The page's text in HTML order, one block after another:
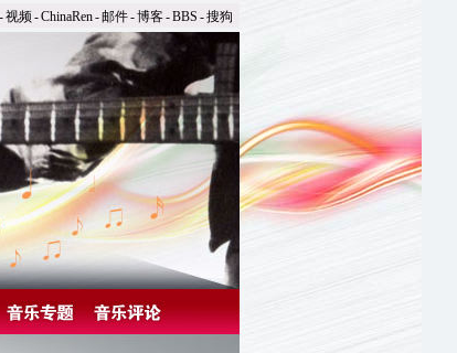
-视频-ChinaRen-邮件-博客-BBS -搜狗